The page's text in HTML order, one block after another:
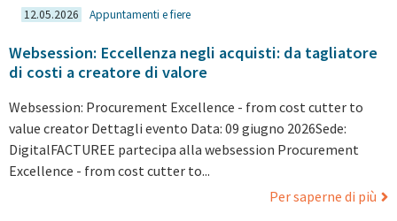
12.05.2026 Appuntamenti e fiere
Websession: Eccellenza negli acquisti: da tagliatore
di costi a creatore di valore
Websession: Procurement Excellence - from cost cutter to
value creator Dettagli evento Data: 09 giugno 2026Sede:
DigitalFACTUREE partecipa alla websession Procurement
Excellence - from cost cutter to...
Per saperne di più